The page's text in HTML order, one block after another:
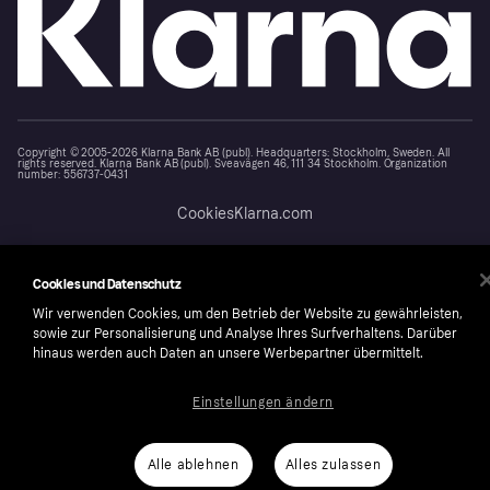
Copyright © 2005-2026 Klarna Bank AB (publ). Headquarters: Stockholm, Sweden. All
rights reserved. Klarna Bank AB (publ). Sveavägen 46, 111 34 Stockholm. Organization
number: 556737-0431
CookiesKlarna.com
Cookies und Datenschutz
Wir verwenden Cookies, um den Betrieb der Website zu gewährleisten,
sowie zur Personalisierung und Analyse Ihres Surfverhaltens. Darüber
hinaus werden auch Daten an unsere Werbepartner übermittelt.
Alle ablehnen Alles zulassen
Einstellungen ändern